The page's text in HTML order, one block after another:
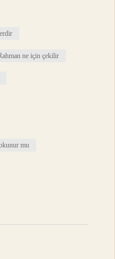
ne için çekilir
mu